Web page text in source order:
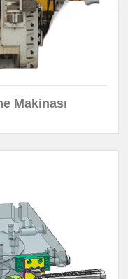
Makinası